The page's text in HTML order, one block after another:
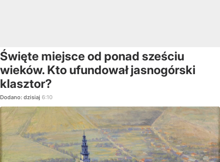
Święte miejsce od ponad sześciu
wieków. Kto ufundował jasnogórski
klasztor?
Dodano: dzisiaj 6:10